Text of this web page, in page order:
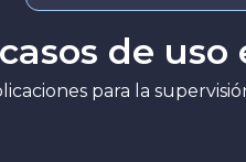
de
para la